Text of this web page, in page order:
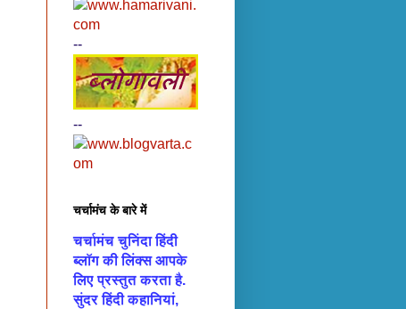
--
--
चर्चामंच के बारे में
चर्चामंच चुनिंदा हिंदी
ब्लॉग की लिंक्स आपके
लिए प्रस्तुत करता है.
सुंदर हिंदी कहानियां,